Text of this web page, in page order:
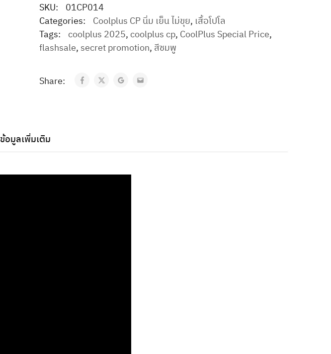
SKU: 01CP014
Categories: Coolplus CP นิ่ม เย็น ไม่ขุย, เสื้อโปโล
Tags: coolplus 2025,coolplus cp, CoolPlus Special Price,
flashsale, secret promotion, สีชมพู
Share:
ข้อมูลเพิ่มเติม